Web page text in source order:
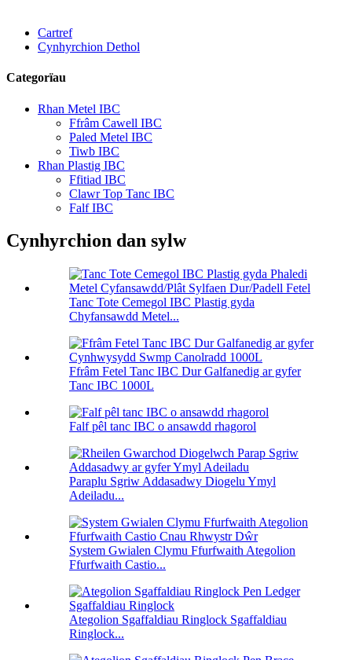
Cartref
Cynhyrchion Dethol
Categorïau
Rhan Metel IBC
Ffrâm Cawell IBC
Paled Metel IBC
Tiwb IBC
Rhan Plastig IBC
Ffitiad IBC
Clawr Top Tanc IBC
Falf IBC
Cynhyrchion dan sylw
Tanc Tote Cemegol IBC Plastig gyda
Chyfansawdd Metel...
Ffrâm Fetel Tanc IBC Dur Galfanedig ar gyfer
Tanc IBC 1000L
Falf pêl tanc IBC o ansawdd rhagorol
Paraplu Sgriw Addasadwy Diogelu Ymyl
Adeiladu...
System Gwialen Clymu Ffurfwaith Ategolion
Ffurfwaith Castio...
Ategolion Sgaffaldiau Ringlock Sgaffaldiau
Ringlock...